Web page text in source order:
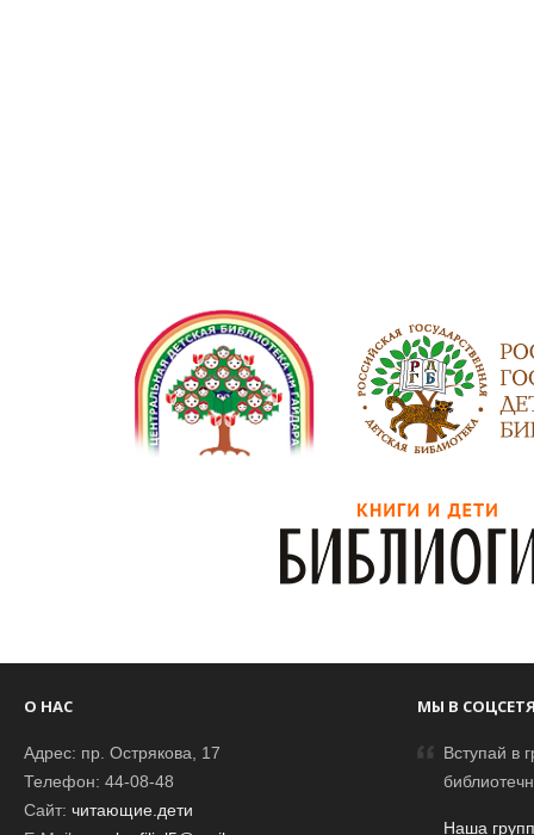
О НАС
Адрес: пр. Острякова, 17
Телефон: 44-08-48
Сайт: читающие.дети
МЫ В
Вступай в
Наша